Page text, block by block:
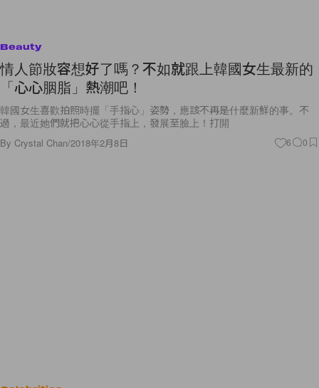
Beauty
情人節妝容想好了嗎？不如就跟上韓國女生最新的
「心心胭脂」熱潮吧！
韓國女生喜歡拍照時擺「手指心」姿勢，應該不再是什麼新鮮的事。不
過，最近她們就把心心從手指上，發展至臉上！打開
By Crystal Chan/2018年2月8日 6 0